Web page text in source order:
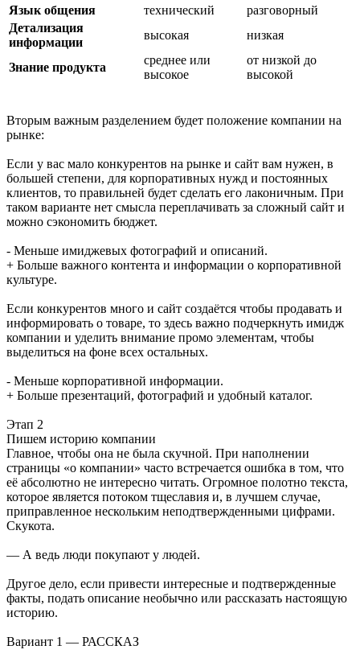
Язык общения
технический
разговорный
Детализация
информации
высокая низкая
Знание продукта
среднее или
высокое
от низкой до
высокой
Вторым важным разделением будет положение компании на
рынке:
Если у вас мало конкурентов на рынке и сайт вам нужен, в
большей степени, для корпоративных нужд и постоянных
клиентов, то правильней будет сделать его лаконичным. При
таком варианте нет смысла переплачивать за сложный сайт и
можно сэкономить бюджет.
- Меньше имиджевых фотографий и описаний.
+ Больше важного контента и информации о корпоративной
культуре.
Если конкурентов много и сайт создаётся чтобы продавать и
информировать о товаре, то здесь важно подчеркнуть имидж
компании и уделить внимание промо элементам, чтобы
выделиться на фоне всех остальных.
- Меньше корпоративной информации.
+ Больше презентаций, фотографий и удобный каталог.
Этап 2
Пишем историю компании
Главное, чтобы она не была скучной. При наполнении
страницы «о компании» часто встречается ошибка в том, что
её абсолютно не интересно читать. Огромное полотно текста,
которое является потоком тщеславия и, в лучшем случае,
приправленное нескольким неподтвержденными цифрами.
Скукота.
— А ведь люди покупают у людей.
Другое дело, если привести интересные и подтвержденные
факты, подать описание необычно или рассказать настоящую
историю.
Вариант 1 — РАССКАЗ